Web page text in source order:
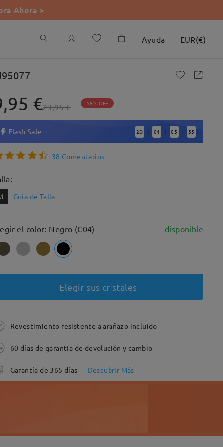
Ahora >
Ayuda EUR(€)
€23,95 € 58% OFF
Flash Sale 2D : 01 : 05 : 54
38 Comentarios
Guía de Talla
el color: Negro (C04) disponible
Elegir sus cristales
Revestimiento resistente a arañazo incluído
60 días de garantía de devolución y cambio
Garantía de 365 días Descubrir Más